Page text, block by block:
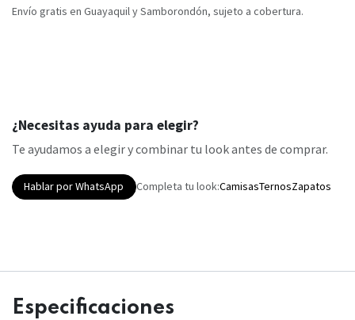
Envío gratis en Guayaquil y Samborondón, sujeto a cobertura.
¿Necesitas ayuda para elegir?
Te ayudamos a elegir y combinar tu look antes de comprar.
Hablar por WhatsApp Completa tu look:CamisasTernosZapatos
Especificaciones